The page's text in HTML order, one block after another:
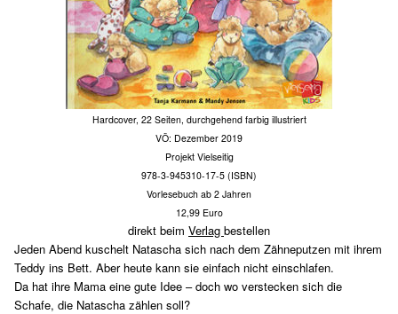
Hardcover, 22 Seiten, durchgehend farbig illustriert
VÖ: Dezember 2019
Projekt Vielseitig
978-3-945310-17-5 (ISBN)
Vorlesebuch ab 2 Jahren
12,99 Euro
direkt beim Verlag bestellen
Jeden Abend kuschelt Natascha sich nach dem Zähneputzen mit ihrem
Teddy ins Bett. Aber heute kann sie einfach nicht einschlafen.
Da hat ihre Mama eine gute Idee – doch wo verstecken sich die
Schafe, die Natascha zählen soll?